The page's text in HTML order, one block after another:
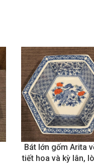
Bộ 5 Đĩa gốm Arita
từ lò nung